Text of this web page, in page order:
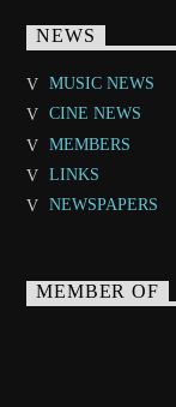
NEWS
MUSIC NEWS
CINE NEWS
MEMBERS
LINKS
NEWSPAPERS
MEMBER OF